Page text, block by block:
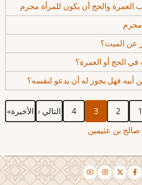
والحج أن يكون للمرأة محرم
محرم
عن الميت؟
في الحج أو العمرة؟
أبيه فهل يجوز له أن يدعو لنفسه؟
1 الصفحة
2
Current
page
3 الصفحة
4
Next
page
التالي › Last
page
الأخيرة»